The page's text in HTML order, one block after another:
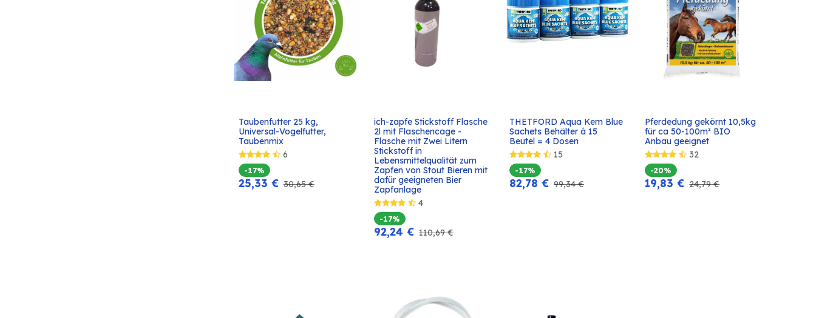
In den
Warenkorb
Taubenfutter 25 kg,
Universal-Vogelfutter,
Taubenmix
6
-17%
25,33 € 30,65€
In den
Warenkorb
ich-zapfe Stickstoff Flasche
2l mit Flaschencage -
Flasche mit Zwei Litern
Stickstoff in
Lebensmittelqualität zum
Zapfen von Stout Bieren mit
dafür geeigneten Bier
Zapfanlage
4
-17%
92,24 € 110,69€
In den
Warenkorb
THETFORD Aqua Kem Blue
Sachets Behälter á 15
Beutel = 4 Dosen
15
-17%
82,78 € 99,34€
In den
Warenkorb
Pferdedung gekörnt 10,5kg
für ca 50-100m² BIO
Anbau geeignet
32
-20%
19,83 € 24,79€